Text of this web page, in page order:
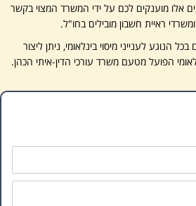
אלו מוענקים לכם על ידי המשרד המצוי בקשר
ראיית חשבון מובילים בחו"ל.
הנוגע לענייני מיסוי בינלאומי, ניתן ליצור
הפועל מטעם משרד עורכי הדין-איתי הכהן.